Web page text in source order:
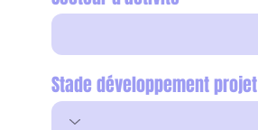
Stade développement projet